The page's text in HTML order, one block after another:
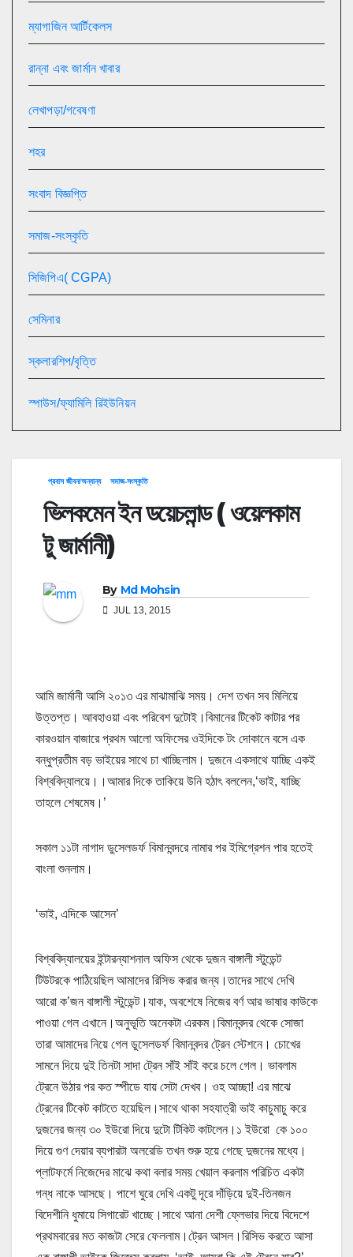
ম্যাগাজিন আর্টিকেলস
রান্না এবং জার্মান খাবার
লেখাপড়া/গবেষণা
শহর
সংবাদ বিজ্ঞপ্তি
সমাজ-সংস্কৃতি
সিজিপিএ( CGPA)
সেমিনার
স্কলারশিপ/বৃত্তি
স্পাউস/ফ্যামিলি রিইউনিয়ন
প্রবাস জীবন/অন্যান্য সমাজ-সংস্কৃতি
ভিলকমেন ইন ডয়েচলান্ড ( ওয়েলকাম
টু জার্মানী)
By Md Mohsin
JUL 13, 2015
আমি জার্মানী আসি ২০১৩ এর মাঝামাঝি সময়। দেশ তখন সব মিলিয়ে
উত্তপ্ত। আবহাওয়া এবং পরিবেশ দুটোই।বিমানের টিকেট কাটার পর
কারওয়ান বাজারে প্রথম আলো অফিসের ওইদিকে টং দোকানে বসে এক
বন্ধুপ্রতীম বড় ভাইয়ের সাথে চা খাচ্ছিলাম। দুজনে একসাথে যাচ্ছি একই
বিশ্ববিদ্যালয়ে।।আমার দিকে তাকিয়ে উনি হঠাৎ বললেন,‘ভাই, যাচ্ছি
তাহলে শেষমেষ।’
সকাল ১১টা নাগাদ ডুসেলডর্ফ বিমানবন্দরে নামার পর ইমিগ্রেশন পার হতেই
বাংলা শুনলাম।
‘ভাই, এদিকে আসেন’
বিশ্ববিদ্যালয়ের ইন্টারন্যাশনাল অফিস থেকে দুজন বাঙ্গালী স্টুডেন্ট
টিউটরকে পাঠিয়েছিল আমাদের রিসিভ করার জন্য।তাদের সাথে দেখি
আরো ক’জন বাঙ্গালী স্টুডেন্ট।যাক, অবশেষে নিজের বর্ণ আর ভাষার কাউকে
পাওয়া গেল এখানে।অনুভূতি অনেকটা এরকম।বিমানবন্দর থেকে সোজা
তারা আমাদের নিয়ে গেল ডুসেলডর্ফ বিমানবন্দর ট্রেন স্টেশনে। চোখের
সামনে দিয়ে দুই তিনটা সাদা ট্রেন সাঁই সাঁই করে চলে গেল। ভাবলাম
ট্রেনে উঠার পর কত স্পীডে যায় সেটা দেখব। ওহ আচ্ছা! এর মাঝে
ট্রেনের টিকেট কাটতে হয়েছিল।সাথে থাকা সহযাত্রী ভাই কাচুমাচু করে
দুজনের জন্য ৩০ ইউরো দিয়ে দুটো টিকিট কাটলেন।১ ইউরো কে ১০০
দিয়ে গুণ দেয়ার ব্যপারটা অলরেডি তখন শুরু হয়ে গেছে দুজনের মধ্যে।
প্লাটফর্মে নিজেদের মাঝে কথা বলার সময় খেয়াল করলাম পরিচিত একটা
গন্ধ নাকে আসছে। পাশে ঘুরে দেখি একটু দূরে দাঁড়িয়ে দুই-তিনজন
বিদেশীনি ধুমায়ে সিগারেট খাচ্ছে।সাথে আনা দেশী ফ্লেভার দিয়ে বিদেশে
প্রথমবারের মত কাজটা সেরে ফেললাম।ট্রেন আসল।রিসিভ করতে আসা